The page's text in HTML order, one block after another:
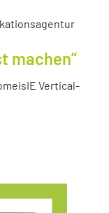
machen“
Vertical-